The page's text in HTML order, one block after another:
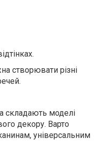
створювати різні
складають моделі
декору. Варто
універсальним